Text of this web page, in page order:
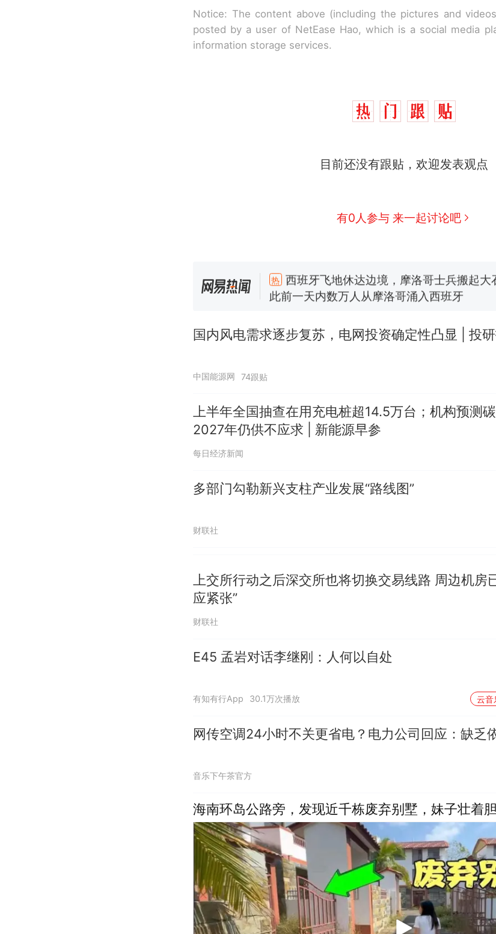
Notice: The content above (including the pictures and
posted by a user of NetEase Hao, which is a social media
information storage services.
目前还没有跟贴，欢迎发表观点
有0人参与 来一起讨论吧
热 西班牙飞地休达边境，摩洛哥士兵搬起大
此前一天内数万人从摩洛哥涌入西班牙
140多朵
费大厨“全国小炒肉大王”称号，仅凭视频评
美国一场追捕行动中，一男子在车辆行驶中
笔试第一被第二名传话劝弃考 官方通报
惊艳！字都飘起来了 博主在田间创作“悬浮字
此前一天内数万人从摩洛哥涌入西班牙
国内风电需求逐步复苏，电网投资确定性凸显 | 投
中国能源网 74跟贴
上半年全国抽查在用充电桩超14.5万台；机构预测
2027年仍供不应求 | 新能源早参
每日经济新闻
多部门勾勒新兴支柱产业发展“路线图”
财联社
上交所行动之后深交所也将切换交易线路 周边机房
应紧张”
财联社
E45 孟岩对话李继刚：人何以自处
有知有行App 30.1万次播放 云音
网传空调24小时不关更省电？电力公司回应：缺乏
音乐下午茶官方
海南环岛公路旁，发现近千栋废弃别墅，妹子壮着